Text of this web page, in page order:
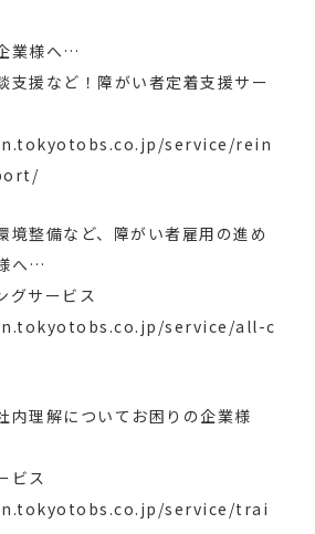
業様へ…
支援など！障がい者定着支援サー
service/rein
整備など、障がい者雇用の進め
へ…
グサービス
service/all-c
理解についてお困りの企業様
ビス
service/trai